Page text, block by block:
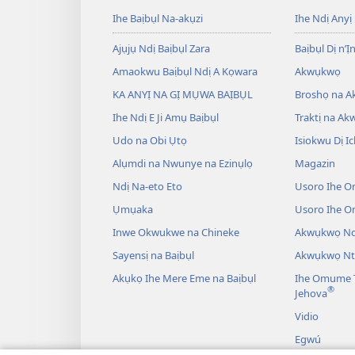
Ihe Baịbụl Na-akụzi
Ajụjụ Ndị Baịbụl Zara
Amaokwu Baịbụl Ndị A Kọwara
KA ANYỊ NA GỊ MỤWA BAỊBỤL
Ihe Ndị E Ji Amụ Baịbụl
Udo na Obi Ụtọ
Alụmdi na Nwunye na Ezinụlọ
Ndị Na-eto Eto
Ụmụaka
Inwe Okwukwe na Chineke
Sayensị na Baịbụl
Akụkọ Ihe Mere Eme na Baịbụl
Ihe Ndị Anyị
Baịbụl Dị
Akwụkwọ
Broshọ na
Traktị na
Isiokwu Dị
Magazin
Usoro Ihe
Usoro Ihe
Akwụkwọ
Akwụkwọ
Ihe Omume
Jehova®
Vidio
Egwú